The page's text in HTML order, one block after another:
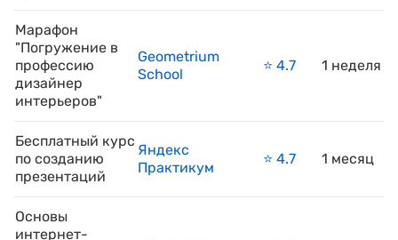
Марафон
"Погружение в
профессию
дизайнер
интерьеров"
Geometrium
School
⭐️ 4.7 1 неделя
Бесплатный курс
по созданию
презентаций
Яндекс
Практикум
⭐️ 4.7 1 месяц
Основы
интернет-